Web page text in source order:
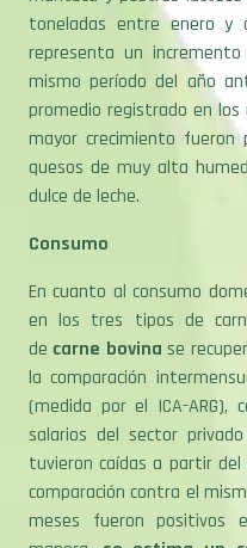
representa un
mismo período del año
promedio registrado en los
mayor crecimiento fueron
quesos de muy alta
dulce de leche.
Consumo
En cuanto al consumo
en los tres tipos de
de carne bovinase
la comparación
(medida por el ICA-
salarios del sector
tuvieron caídas a partir
comparación contra el
meses fueron positivos
manera,se estima un
bovina para el 2025